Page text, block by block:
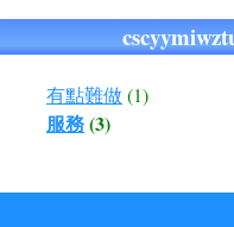
有點難做(1)
服務(3)